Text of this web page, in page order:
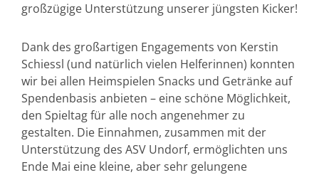
großzügige Unterstützung unserer jüngsten Kicker!
Dank des großartigen Engagements von Kerstin
Schiessl (und natürlich vielen Helferinnen) konnten
wir bei allen Heimspielen Snacks und Getränke auf
Spendenbasis anbieten – eine schöne Möglichkeit,
den Spieltag für alle noch angenehmer zu
gestalten. Die Einnahmen, zusammen mit der
Unterstützung des ASV Undorf, ermöglichten uns
Ende Mai eine kleine, aber sehr gelungene